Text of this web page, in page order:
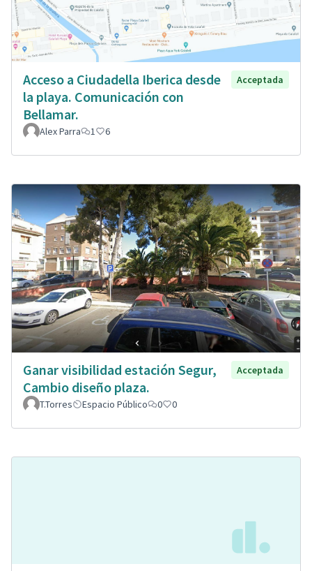
Acceso a Ciudadella Iberica desde
la playa. Comunicación con
Bellamar.
Acceptada
Alex Parra 1 6
Ganar visibilidad estación Segur,
Cambio diseño plaza.
Acceptada
T.Torres Espacio Público 0 0